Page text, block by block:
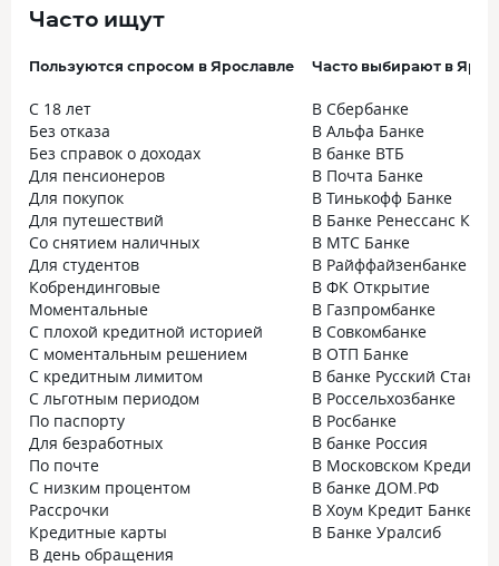
Часто ищут
Пользуются спросом в Ярославле
С 18 лет
Без отказа
Без справок о доходах
Для пенсионеров
Для покупок
Для путешествий
Со снятием наличных
Для студентов
Кобрендинговые
Моментальные
С плохой кредитной историей
С моментальным решением
С кредитным лимитом
С льготным периодом
По паспорту
Для безработных
По почте
С низким процентом
Рассрочки
Кредитные карты
В день обращения
Часто выбирают в
В Сбербанке
В Альфа Банке
В банке ВТБ
В Почта Банке
В Тинькофф Банке
В Банке Ренессанс
В МТС Банке
В Райффайзенбанке
В ФК Открытие
В Газпромбанке
В Совкомбанке
В ОТП Банке
В банке Русский
В Россельхозбанке
В Росбанке
В банке Россия
В Московском
В банке ДОМ.РФ
В Хоум Кредит Банке
В Банке Уралсиб